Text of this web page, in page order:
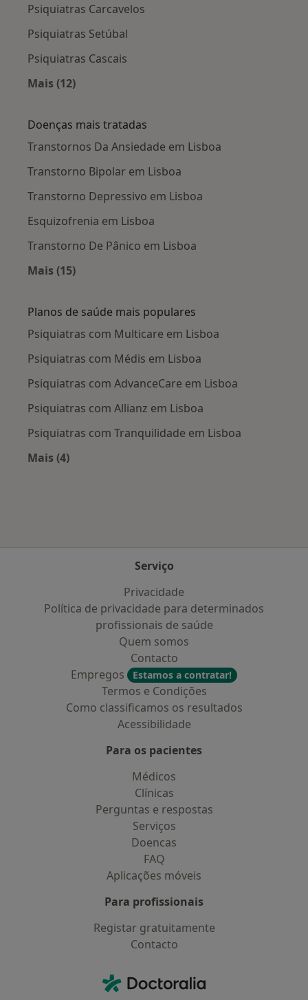
Psiquiatras Carcavelos
Psiquiatras Setúbal
Psiquiatras Cascais
Mais (12)
Doenças mais tratadas
Transtornos Da Ansiedade em Lisboa
Transtorno Bipolar em Lisboa
Transtorno Depressivo em Lisboa
Esquizofrenia em Lisboa
Transtorno De Pânico em Lisboa
Mais (15)
Planos de saúde mais populares
Psiquiatras com Multicare em Lisboa
Psiquiatras com Médis em Lisboa
Psiquiatras com AdvanceCare em Lisboa
Psiquiatras com Allianz em Lisboa
Psiquiatras com Tranquilidade em Lisboa
Mais (4)
Serviço
Privacidade
Política de privacidade para determinados
profissionais de saúde
Quem somos
Contacto
Empregos
Estamos a contratar!
Termos e Condições
Como classificamos os resultados
Acessibilidade
Para os pacientes
Médicos
Clínicas
Perguntas e respostas
Serviços
Doencas
FAQ
Aplicações móveis
Para profissionais
Registar gratuitamente
Contacto
Doctoralia - Homepage